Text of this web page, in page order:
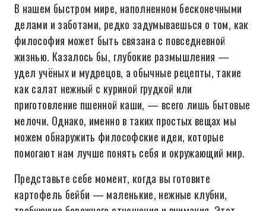
В нашем быстром мире, наполненном бесконечными
делами и заботами, редко задумываешься о том, как
философия может быть связана с повседневной
жизнью. Казалось бы, глубокие размышления —
удел учёных и мудрецов, а обычные рецепты, такие
как салат нежный с куриной грудкой или
приготовление пшенной каши, — всего лишь бытовые
мелочи. Однако, именно в таких простых вещах мы
можем обнаружить философские идеи, которые
помогают нам лучше понять себя и окружающий мир.
Представьте себе момент, когда вы готовите
картофель бейби — маленькие, нежные клубни,